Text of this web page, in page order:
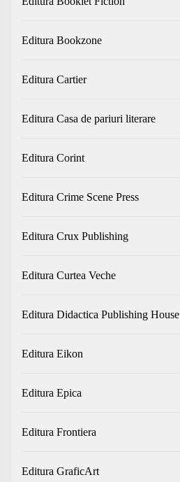
Editura Bookzone
Editura Cartier
Editura Casa de pariuri literare
Editura Corint
Editura Crime Scene Press
Editura Crux Publishing
Editura Curtea Veche
Editura Didactica Publishing House
Editura Eikon
Editura Epica
Editura Frontiera
Editura GraficArt